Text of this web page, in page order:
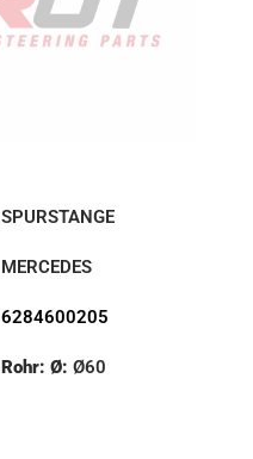
SPURSTANGE
MERCEDES
6284600205
Rohr: Ø: Ø60